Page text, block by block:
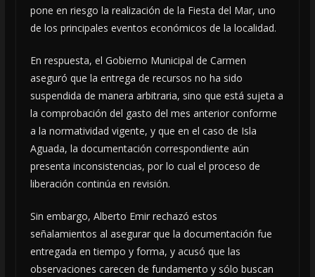
pone en riesgo la realización de la Fiesta del Mar, uno
de los principales eventos económicos de la localidad.
En respuesta, el Gobierno Municipal de Carmen
aseguró que la entrega de recursos no ha sido
suspendida de manera arbitraria, sino que está sujeta a
la comprobación del gasto del mes anterior conforme
a la normatividad vigente, y que en el caso de Isla
Aguada, la documentación correspondiente aún
presenta inconsistencias, por lo cual el proceso de
liberación continúa en revisión.
Sin embargo, Alberto Emir rechazó estos
señalamientos al asegurar que la documentación fue
entregada en tiempo y forma, y acusó que las
observaciones carecen de fundamento y sólo buscan